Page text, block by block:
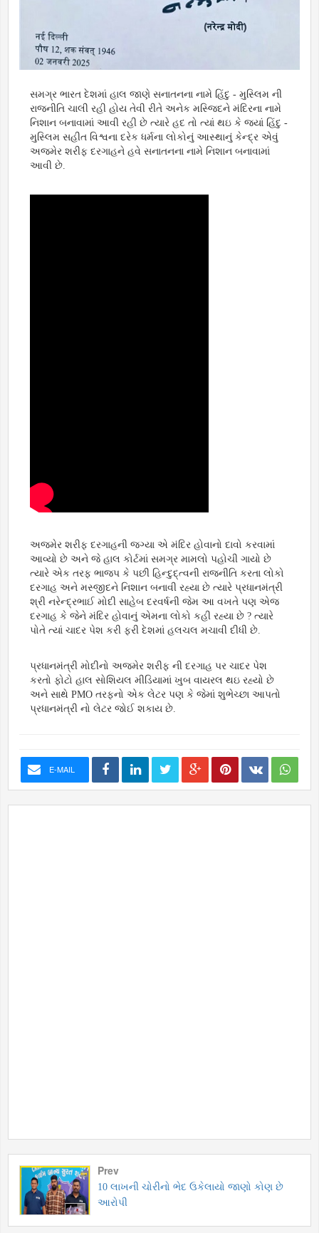
સમગ્ર ભારત દેશમાં હાલ જાણે સનાતનના નામે હિંદુ - મુસ્લિમ ની
રાજનીતિ ચાલી રહી હોય તેવી રીતે અનેક મસ્જિદને મંદિરના નામે
નિશાન બનાવામાં આવી રહી છે ત્યારે હદ તો ત્યાં થઇ કે જ્યાં હિંદુ -
મુસ્લિમ સહીત વિશ્વના દરેક ધર્મના લોકોનું આસ્થાનું કેન્દ્ર એવું
અજમેર શરીફ દરગાહને હવે સનાતનના નામે નિશાન બનાવામાં
આવી છે.
અજમેર શરીફ દરગાહની જગ્યા એ મંદિર હોવાનો દાવો કરવામાં
આવ્યો છે અને જે હાલ કોર્ટમાં સમગ્ર મામલો પહોચી ગાયો છે
ત્યારે એક તરફ ભાજપ કે પછી હિન્દુદ્ત્વની રાજ્નીતિ કરતા લોકો
દરગાહ અને મસ્જીદને નિશાન બનાવી રહ્યા છે ત્યારે પ્રધાનમંત્રી
શ્રી નરેન્દ્રભાઈ મોદી સાહેબ દરવર્ષની જેમ આ વખતે પણ એજ
દરગાહ કે જેને મંદિર હોવાનું એમના લોકો કહી રહ્યા છે ? ત્યારે
પોતે ત્યાં ચાદર પેશ કરી ફરી દેશમાં હલચલ મચાવી દીધી છે.
પ્રધાનમંત્રી મોદીનો અજમેર શરીફ ની દરગાહ પર ચાદર પેશ
કરતો ફોટો હાલ સોશિયલ મીડિયામાં ખુબ વાયરલ થઇ રહ્યો છે
અને સાથે PMO તરફનો એક લેટર પણ કે જેમાં શુભેચ્છા આપતો
પ્રધાનમંત્રી નો લેટર જોઈ શકાય છે.
E-MAIL
Prev
10 લાખની ચોરીનો ભેદ ઉકેલાયો જાણો કોણ છે
આરોપી